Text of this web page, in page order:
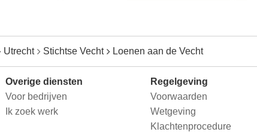
Utrecht Stichtse Vecht Loenen aan de Vecht
Overige diensten
Voor bedrijven
Ik zoek werk
Regelgeving
Voorwaarden
Wetgeving
Klachtenprocedure